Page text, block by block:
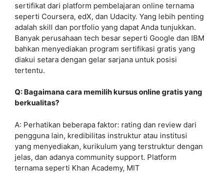
sertifikat dari platform pembelajaran online ternama
seperti Coursera, edX, dan Udacity. Yang lebih penting
adalah skill dan portfolio yang dapat Anda tunjukkan.
Banyak perusahaan tech besar seperti Google dan IBM
bahkan menyediakan program sertifikasi gratis yang
diakui setara dengan gelar sarjana untuk posisi
tertentu.
Q: Bagaimana cara memilih kursus online gratis yang
berkualitas?
A: Perhatikan beberapa faktor: rating dan review dari
pengguna lain, kredibilitas instruktur atau institusi
yang menyediakan, kurikulum yang terstruktur dengan
jelas, dan adanya community support. Platform
ternama seperti Khan Academy, MIT